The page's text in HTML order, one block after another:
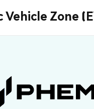
Zone